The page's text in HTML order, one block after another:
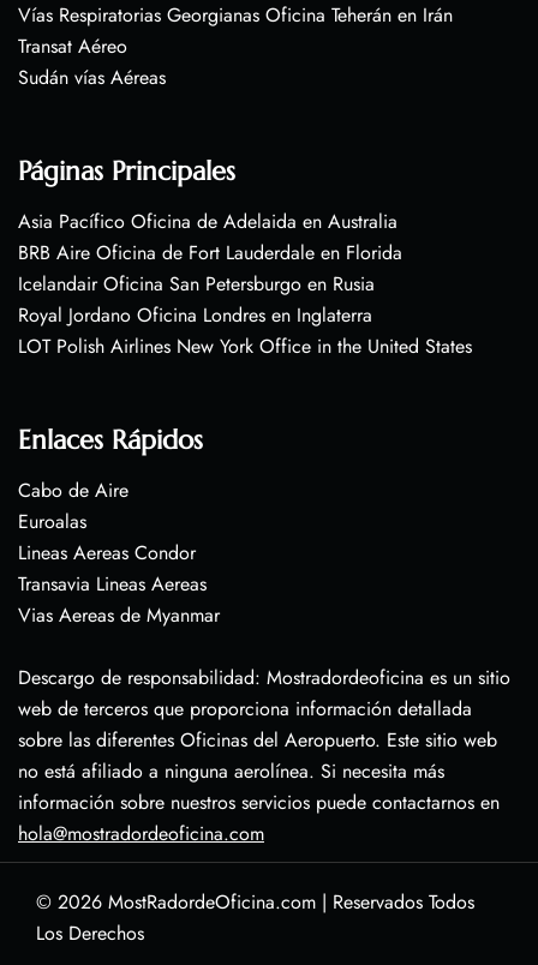
Vías Respiratorias Georgianas Oficina Teherán en Irán
Transat Aéreo
Sudán vías Aéreas
Páginas Principales
Asia Pacífico Oficina de Adelaida en Australia
BRB Aire Oficina de Fort Lauderdale en Florida
Icelandair Oficina San Petersburgo en Rusia
Royal Jordano Oficina Londres en Inglaterra
LOT Polish Airlines New York Office in the United States
Enlaces Rápidos
Cabo de Aire
Euroalas
Lineas Aereas Condor
Transavia Lineas Aereas
Vias Aereas de Myanmar
Descargo de responsabilidad: Mostradordeoficina es un sitio
web de terceros que proporciona información detallada
sobre las diferentes Oficinas del Aeropuerto. Este sitio web
no está afiliado a ninguna aerolínea. Si necesita más
información sobre nuestros servicios puede contactarnos en
hola@mostradordeoficina.com
© 2026 MostRadordeOficina.com | Reservados Todos
Los Derechos